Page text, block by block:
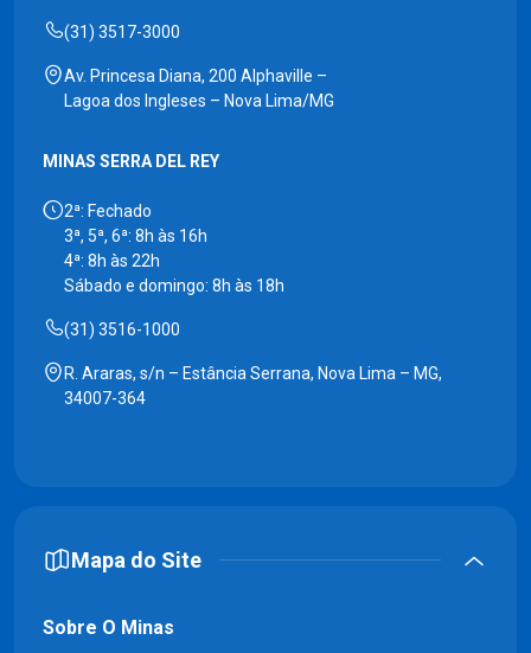
(31) 3517-3000
Av. Princesa Diana, 200 Alphaville –
Lagoa dos Ingleses – Nova Lima/MG
MINAS SERRA DEL REY
2ª: Fechado
3ª, 5ª, 6ª: 8h às 16h
4ª: 8h às 22h
Sábado e domingo: 8h às 18h
(31) 3516-1000
R. Araras, s/n – Estância Serrana, Nova Lima – MG,
34007-364
Mapa do Site
Sobre O Minas